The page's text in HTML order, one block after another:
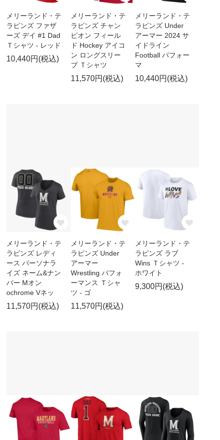
メリーランド・テ
ラピンズ ファザ
ーズ デイ #1 Dad
Ｔシャツ - レッド
10,440円(税込)
メリーランド・テ
ラピンズ チャン
ピオン フィール
ド Hockey アイコ
ン ロングスリー
ブ Ｔシャツ
11,570円(税込)
メリーランド・テ
ラピンズ Under
アーマー 2024 サ
イドライン
Football パフォー
マ
10,440円(税込)
メリーランド・テ
ラピンズ レディ
ース パーソナラ
イズ ネーム&ナン
バー Mオン
ochrome Vネッ
11,570円(税込)
メリーランド・テ
ラピンズ Under
アーマー
Wrestling パフォ
ーマンス Ｔシャ
ツ - ゴ
11,570円(税込)
メリーランド・テ
ラピンズ ラブ
Wins Ｔシャツ -
ホワイト
9,300円(税込)